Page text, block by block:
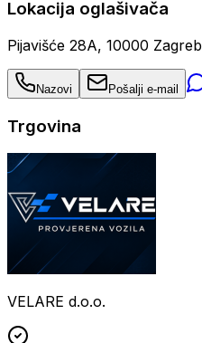
Lokacija oglašivača
Pijavišće 28A, 10000 Zagreb
Nazovi Pošalji e-mail
Trgovina
VELARE d.o.o.